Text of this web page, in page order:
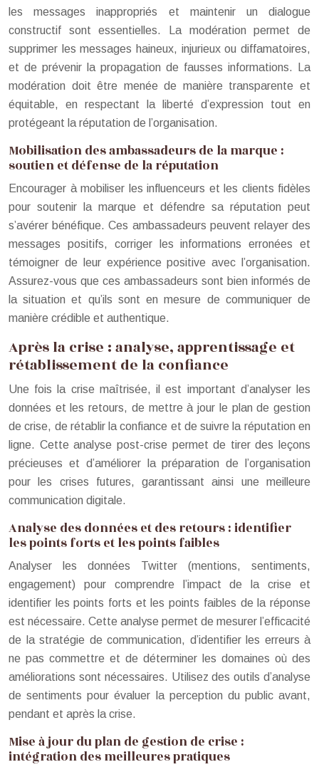
les messages inappropriés et maintenir un dialogue
constructif sont essentielles. La modération permet de
supprimer les messages haineux, injurieux ou diffamatoires,
et de prévenir la propagation de fausses informations. La
modération doit être menée de manière transparente et
équitable, en respectant la liberté d’expression tout en
protégeant la réputation de l’organisation.
Mobilisation des ambassadeurs de la marque :
soutien et défense de la réputation
Encourager à mobiliser les influenceurs et les clients fidèles
pour soutenir la marque et défendre sa réputation peut
s’avérer bénéfique. Ces ambassadeurs peuvent relayer des
messages positifs, corriger les informations erronées et
témoigner de leur expérience positive avec l’organisation.
Assurez-vous que ces ambassadeurs sont bien informés de
la situation et qu’ils sont en mesure de communiquer de
manière crédible et authentique.
Après la crise : analyse, apprentissage et
rétablissement de la confiance
Une fois la crise maîtrisée, il est important d’analyser les
données et les retours, de mettre à jour le plan de gestion
de crise, de rétablir la confiance et de suivre la réputation en
ligne. Cette analyse post-crise permet de tirer des leçons
précieuses et d’améliorer la préparation de l’organisation
pour les crises futures, garantissant ainsi une meilleure
communication digitale.
Analyse des données et des retours : identifier
les points forts et les points faibles
Analyser les données Twitter (mentions, sentiments,
engagement) pour comprendre l’impact de la crise et
identifier les points forts et les points faibles de la réponse
est nécessaire. Cette analyse permet de mesurer l’efficacité
de la stratégie de communication, d’identifier les erreurs à
ne pas commettre et de déterminer les domaines où des
améliorations sont nécessaires. Utilisez des outils d’analyse
de sentiments pour évaluer la perception du public avant,
pendant et après la crise.
Mise à jour du plan de gestion de crise :
intégration des meilleures pratiques